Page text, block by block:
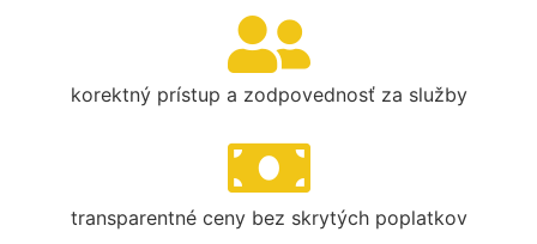
korektný prístup a zodpovednosť za služby
transparentné ceny bez skrytých poplatkov